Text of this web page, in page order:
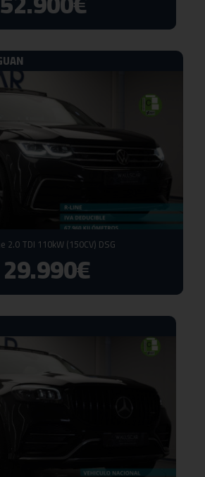
2.0 TDI 110kW (150CV) DSG
29.990€